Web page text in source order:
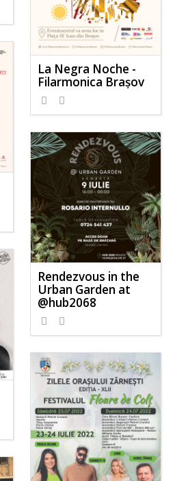
La Negra Noche -
Filarmonica Brașov
Rendezvous in the
Urban Garden at
@hub2068